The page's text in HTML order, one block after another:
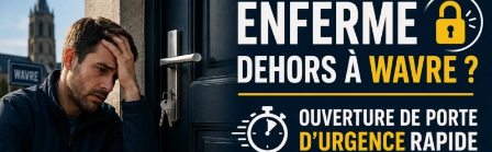
Skip
to
content